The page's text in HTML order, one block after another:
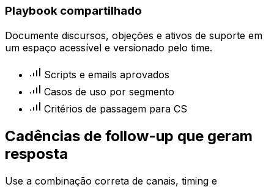
Playbook compartilhado
Documente discursos, objeções e ativos de suporte em
um espaço acessível e versionado pelo time.
Scripts e emails aprovados
Casos de uso por segmento
Critérios de passagem para CS
Cadências de follow-up que geram
resposta
Use a combinação correta de canais, timing e